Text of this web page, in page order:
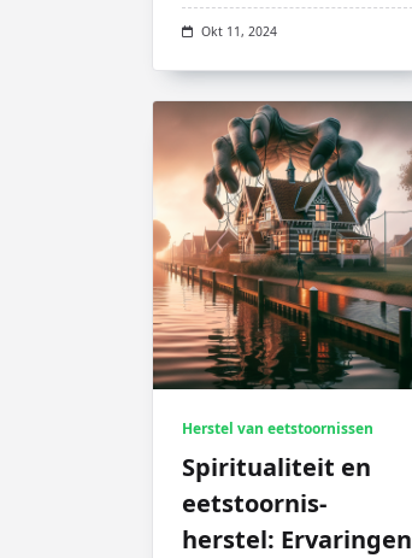
Okt 11, 2024
Herstel van eetstoornissen
Spiritualiteit en
eetstoornis-
herstel: Ervaringen